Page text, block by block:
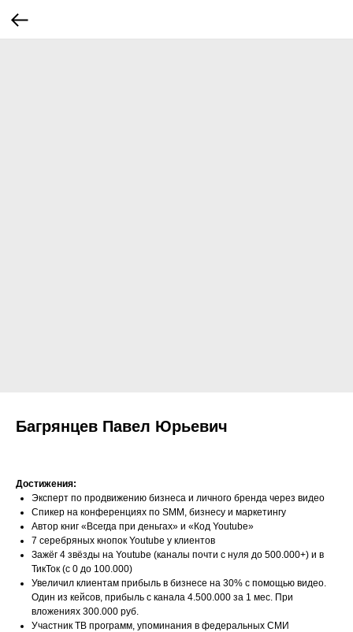
Багрянцев Павел Юрьевич
Достижения:
Эксперт по продвижению бизнеса и личного бренда через видео
Спикер на конференциях по SMM, бизнесу и маркетингу
Автор книг «Всегда при деньгах» и «Код Youtube»
7 серебряных кнопок Youtube у клиентов
Зажёг 4 звёзды на Youtube (каналы почти с нуля до 500.000+) и в
ТикТок (с 0 до 100.000)
Увеличил клиентам прибыль в бизнесе на 30% с помощью видео.
Один из кейсов, прибыль с канала 4.500.000 за 1 мес. При
вложениях 300.000 руб.
Участник ТВ программ, упоминания в федеральных СМИ